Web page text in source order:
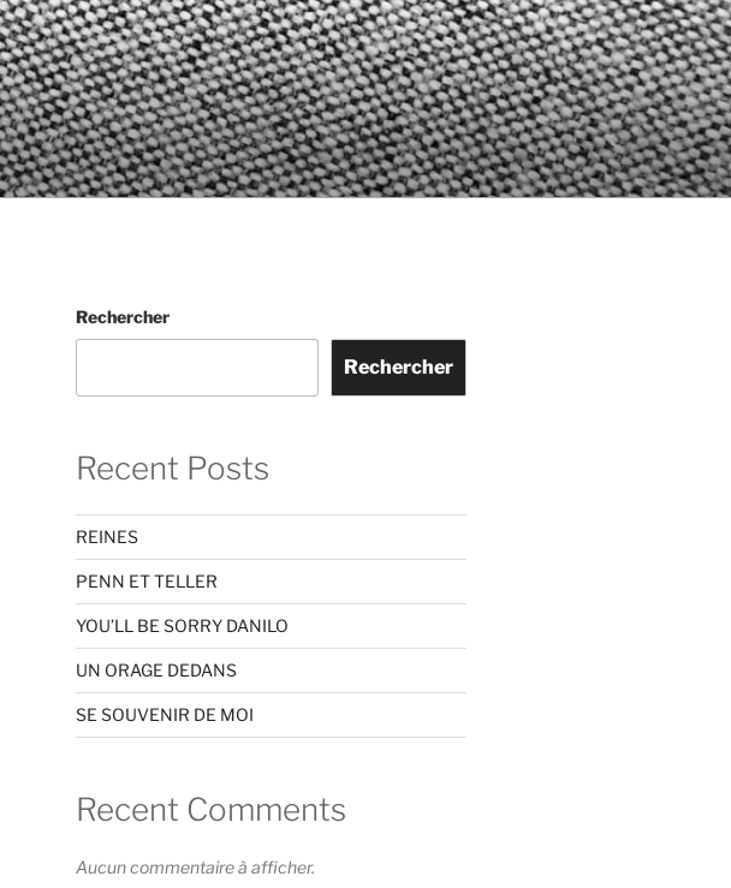
Rechercher
Rechercher
Recent Posts
REINES
PENN ET TELLER
YOU’LL BE SORRY DANILO
UN ORAGE DEDANS
SE SOUVENIR DE MOI
Recent Comments
Aucun commentaire à afficher.